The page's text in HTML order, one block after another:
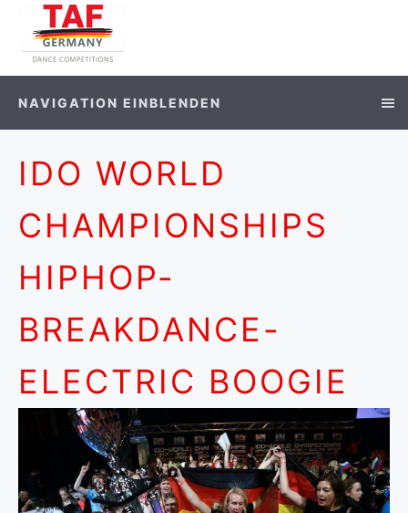
NAVIGATION EINBLENDEN
IDO WORLD
CHAMPIONSHIPS
HIPHOP-
BREAKDANCE-
ELECTRIC BOOGIE